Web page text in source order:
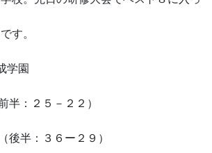
す。
学園
半：２５－２２）
後半：３６ー２９）